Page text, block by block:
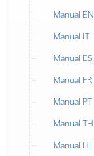
Manual EN
Manual IT
Manual ES
Manual FR
Manual PT
Manual TH
Manual HI